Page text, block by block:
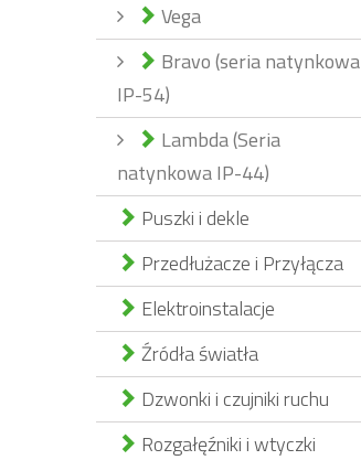
Vega
Bravo (seria natynkowa
IP-54)
Lambda (Seria
natynkowa IP-44)
Puszki i dekle
Przedłużacze i Przyłącza
Elektroinstalacje
Źródła światła
Dzwonki i czujniki ruchu
Rozgałęźniki i wtyczki